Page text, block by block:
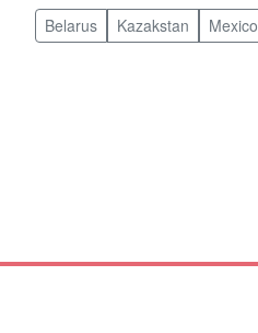
Belarus Kazakstan Mexico